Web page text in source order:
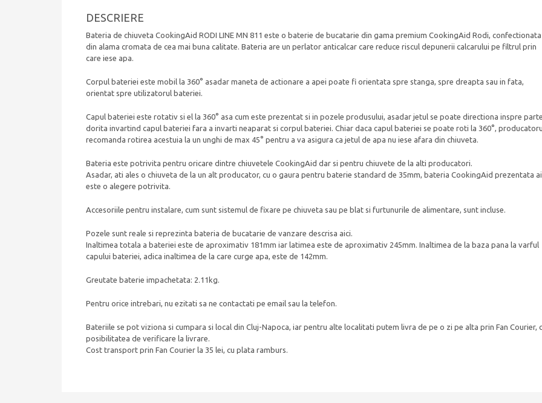
DESCRIERE
Bateria de chiuveta CookingAid RODI LINE MN 811 este o baterie de bucatarie din gama premium CookingAid Rodi, confectionata
din alama cromata de cea mai buna calitate. Bateria are un perlator anticalcar care reduce riscul depunerii calcarului pe filtrul prin
care iese apa.
Corpul bateriei este mobil la 360° asadar maneta de actionare a apei poate fi orientata spre stanga, spre dreapta sau in fata,
orientat spre utilizatorul bateriei.
Capul bateriei este rotativ si el la 360° asa cum este prezentat si in pozele produsului, asadar jetul se poate directiona inspre
dorita invartind capul bateriei fara a invarti neaparat si corpul bateriei. Chiar daca capul bateriei se poate roti la 360°,
recomanda rotirea acestuia la un unghi de max 45° pentru a va asigura ca jetul de apa nu iese afara din chiuveta.
Bateria este potrivita pentru oricare dintre chiuvetele CookingAid dar si pentru chiuvete de la alti producatori.
Asadar, ati ales o chiuveta de la un alt producator, cu o gaura pentru baterie standard de 35mm, bateria CookingAid prezentata
este o alegere potrivita.
Accesoriile pentru instalare, cum sunt sistemul de fixare pe chiuveta sau pe blat si furtunurile de alimentare, sunt incluse.
Pozele sunt reale si reprezinta bateria de bucatarie de vanzare descrisa aici.
Inaltimea totala a bateriei este de aproximativ 181mm iar latimea este de aproximativ 245mm. Inaltimea de la baza pana la varful
capului bateriei, adica inaltimea de la care curge apa, este de 142mm.
Greutate baterie impachetata: 2.11kg.
Pentru orice intrebari, nu ezitati sa ne contactati pe email sau la telefon.
Bateriile se pot viziona si cumpara si local din Cluj-Napoca, iar pentru alte localitati putem livra de pe o zi pe alta prin Fan Courier,
posibilitatea de verificare la livrare.
Cost transport prin Fan Courier la 35 lei, cu plata ramburs.